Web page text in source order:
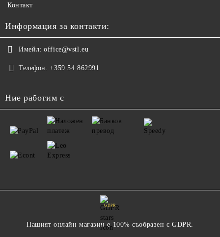
Контакт
Информация за контакти:
Имейл: office@vstl.eu
Телефон: +359 54 862991
Ние работим с
GDPR
Нашият онлайн магазин е 100% съобразен с GDPR.